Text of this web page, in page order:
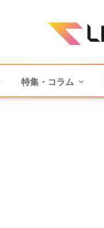
特集・コラム